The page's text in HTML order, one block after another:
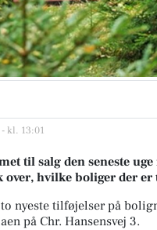
kl. 13:01
til salg den seneste
hvilke boliger der er
nyeste tilføjelser på
på Chr. Hansensvej 3.